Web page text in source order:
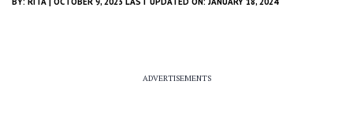
ADVERTISEMENTS